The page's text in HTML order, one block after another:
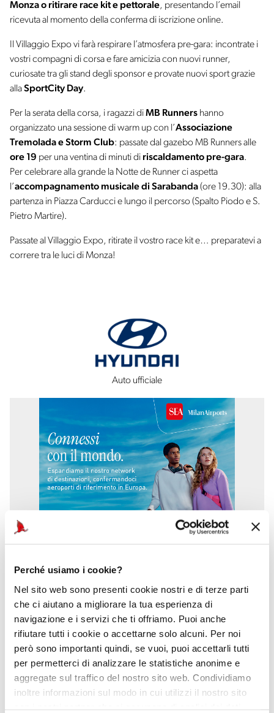
Perché usiamo i cookie?
Nel sito web sono presenti cookie nostri e di terze parti
che ci aiutano a migliorare la tua esperienza di
navigazione e i servizi che ti offriamo. Puoi anche
rifiutare tutti i cookie o accettarne solo alcuni. Per noi
però sono importanti quindi, se vuoi, puoi accettarli tutti
per permetterci di analizzare le statistiche anonime e
aggregate sul traffico del nostro sito web. Condividiamo
inoltre informazioni sul modo in cui utilizzi il nostro sito
Monza o ritirare race kit e pettorale, presentando l’email
ricevuta al momento della conferma di iscrizione online.
Il Villaggio Expo vi farà respirare l’atmosfera pre-gara: incontrate i
vostri compagni di corsa e fare amicizia con nuovi runner,
curiosate tra gli stand degli sponsor e provate nuovi sport grazie
allaSportCity Day.
Per la serata della corsa, i ragazzi diMB Runners hanno
organizzato una sessione di warm up con l’Associazione
Tremolada e Storm Club: passate dal gazebo MB Runners alle
ore 19 per una ventina di minuti di riscaldamento pre-gara.
Per celebrare alla grande la Notte de Runner ci aspetta
l’accompagnamento musicale di Sarabanda(ore 19.30): alla
partenza in Piazza Carducci e lungo il percorso (Spalto Piodo e S.
Pietro Martire).
Passate al Villaggio Expo, ritirate il vostro race kit e… preparatevi a
correre tra le luci di Monza!
Auto ufficiale